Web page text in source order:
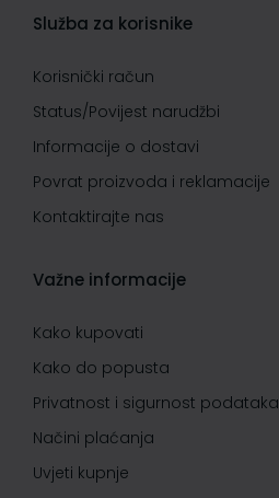
Služba za korisnike
Korisnički račun
Status/Povijest narudžbi
Informacije o dostavi
Povrat proizvoda i reklamacije
Kontaktirajte nas
Važne informacije
Kako kupovati
Kako do popusta
Privatnost i sigurnost podataka
Načini plaćanja
Uvjeti kupnje